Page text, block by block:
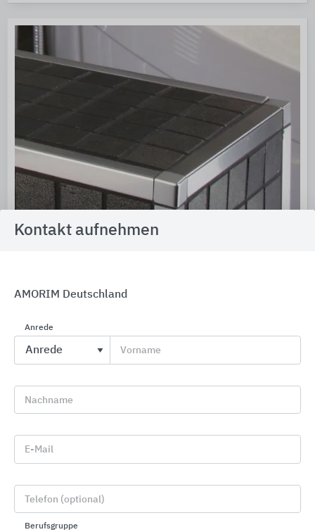
Profile für Wand, Boden, Treppe und Sanierung
Blanke Systems
Kontakt aufnehmen
AMORIM Deutschland
Anrede
Vorname
Nachname
E-Mail
Telefon (optional)
Berufsgruppe